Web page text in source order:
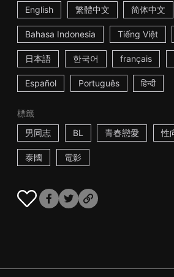
English 繁體中文 简体中文
Bahasa Indonesia Tiếng Việt
日本語 한국어 français
Español Português हिन्दी
標籤
男同志
BL 青春戀愛 性
泰國 電影